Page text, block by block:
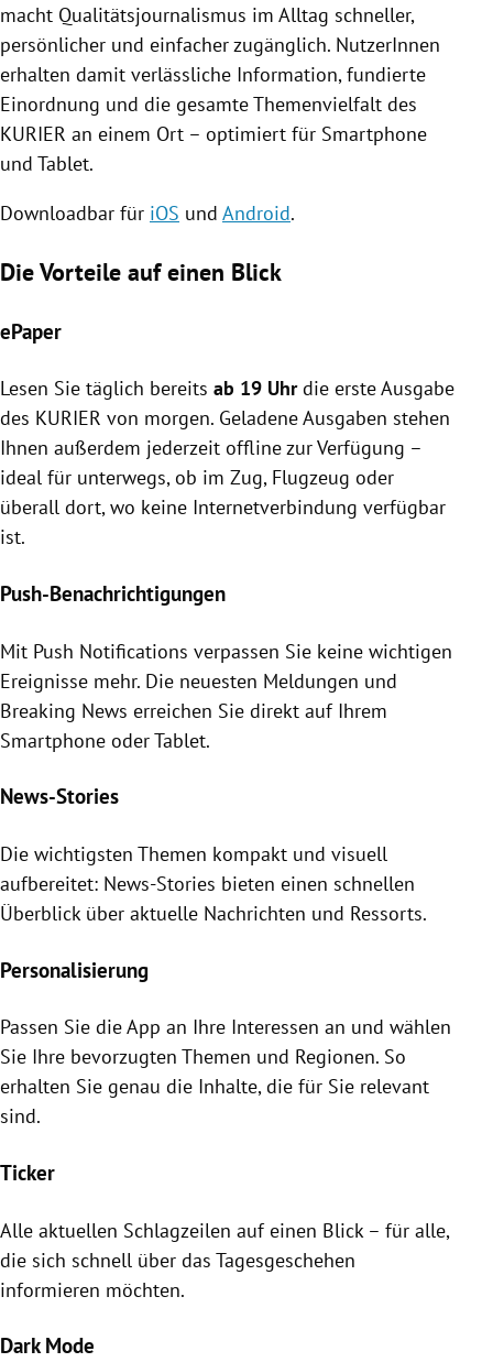
macht Qualitätsjournalismus im Alltag schneller,
persönlicher und einfacher zugänglich. NutzerInnen
erhalten damit verlässliche Information, fundierte
Einordnung und die gesamte Themenvielfalt des
KURIER an einem Ort – optimiert für Smartphone
und Tablet.
Downloadbar für iOS und Android.
Die Vorteile auf einen Blick
ePaper
Lesen Sie täglich bereits ab 19 Uhrdie erste Ausgabe
des KURIER von morgen. Geladene Ausgaben stehen
Ihnen außerdem jederzeit offline zur Verfügung –
ideal für unterwegs, ob im Zug, Flugzeug oder
überall dort, wo keine Internetverbindung verfügbar
ist.
Push-Benachrichtigungen
Mit Push Notifications verpassen Sie keine wichtigen
Ereignisse mehr. Die neuesten Meldungen und
Breaking News erreichen Sie direkt auf Ihrem
Smartphone oder Tablet.
News-Stories
Die wichtigsten Themen kompakt und visuell
aufbereitet: News-Stories bieten einen schnellen
Überblick über aktuelle Nachrichten und Ressorts.
Personalisierung
Passen Sie die App an Ihre Interessen an und wählen
Sie Ihre bevorzugten Themen und Regionen. So
erhalten Sie genau die Inhalte, die für Sie relevant
sind.
Ticker
Alle aktuellen Schlagzeilen auf einen Blick – für alle,
die sich schnell über das Tagesgeschehen
informieren möchten.
Dark Mode